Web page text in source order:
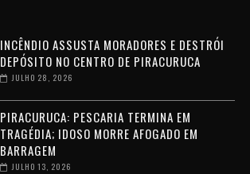
INCÊNDIO ASSUSTA MORADORES E DESTRÓI
DEPÓSITO NO CENTRO DE PIRACURUCA
JULHO 28, 2026
PIRACURUCA: PESCARIA TERMINA EM
TRAGÉDIA; IDOSO MORRE AFOGADO EM
BARRAGEM
JULHO 13, 2026